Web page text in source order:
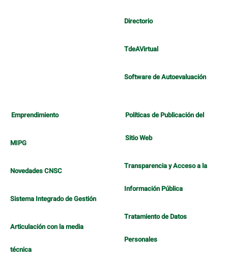
Directorio
TdeAVirtual
Software de Autoevaluación
Emprendimiento
MIPG
Novedades CNSC
Sistema Integrado de Gestión
Articulación con la media
técnica
Políticas de Publicación del
Sitio Web
Transparencia y Acceso a la
Información Pública
Tratamiento de Datos
Personales